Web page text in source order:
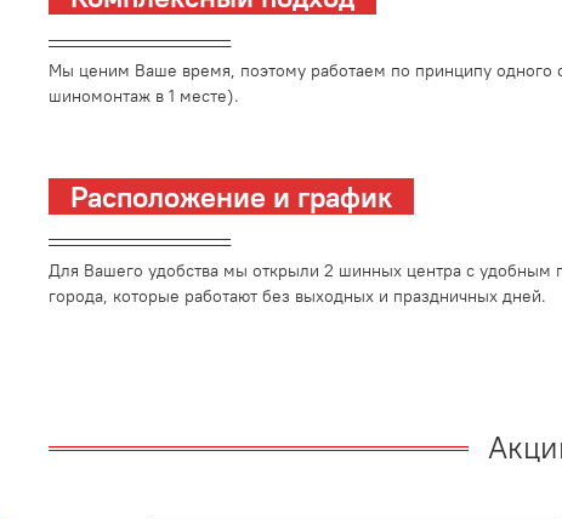
_________________________
Мы ценим Ваше время, поэтому работаем по принципу одного
шиномонтаж в 1 месте).
Расположение и график
_________________________
Для Вашего удобства мы открыли 2 шинных центра с удобным
города, которые работают без выходных и праздничных дней.